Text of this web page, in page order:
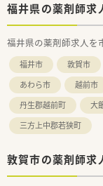
福井県の薬剤師求
福井県の薬剤師求人を
福井市 敦賀市
あわら市
越前市
丹生郡越前町
大
三方上中郡若狭町
敦賀市の薬剤師求